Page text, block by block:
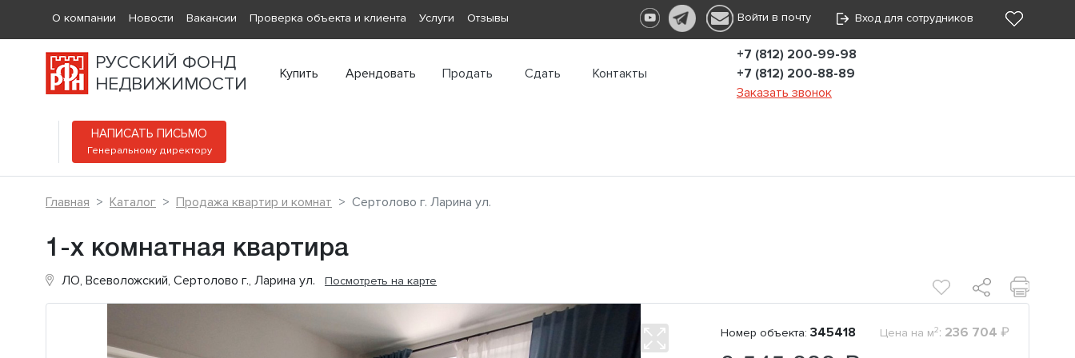
О компании Новости Вакансии Проверка объекта и клиента Услуги Отзывы Войти в почту Вход для сотрудников
РУССКИЙ ФОНД
НЕДВИЖИМОСТИ
Купить Арендовать Продать Сдать Контакты
+7 (812) 200-99-98
+7 (812) 200-88-89
Заказать звонок
НАПИСАТЬ ПИСЬМО
Генеральному директору
Главная Каталог Продажа квартир и комнат Сертолово г. Ларина ул.
1-х комнатная квартира
ЛО, Всеволожский, Сертолово г., Ларина ул. Посмотреть на карте
Номер объекта: 345418 Цена на м2: 236 704 ₽